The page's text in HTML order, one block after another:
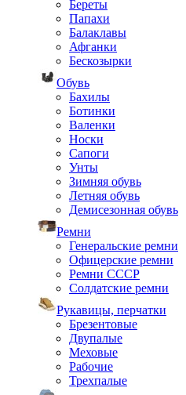
Береты
Папахи
Балаклавы
Афганки
Бескозырки
Обувь
Бахилы
Ботинки
Валенки
Носки
Сапоги
Унты
Зимняя обувь
Летняя обувь
Демисезонная обувь
Ремни
Генеральские ремни
Офицерские ремни
Ремни СССР
Солдатские ремни
Рукавицы, перчатки
Брезентовые
Двупалые
Меховые
Рабочие
Трехпалые